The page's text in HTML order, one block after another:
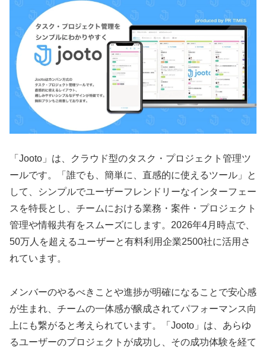
「Jooto」は、クラウド型のタスク・プロジェクト管理ツ
ールです。「誰でも、簡単に、直感的に使えるツール」と
して、シンプルでユーザーフレンドリーなインターフェー
スを特長とし、チームにおける業務・案件・プロジェクト
管理や情報共有をスムーズにします。2026年4月時点で、
50万人を超えるユーザーと有料利用企業2500社に活用さ
れています。
メンバーのやるべきことや進捗が明確になることで安心感
が生まれ、チームの一体感が醸成されてパフォーマンス向
上にも繋がると考えられています。「Jooto」は、あらゆ
るユーザーのプロジェクトが成功し、その成功体験を経て